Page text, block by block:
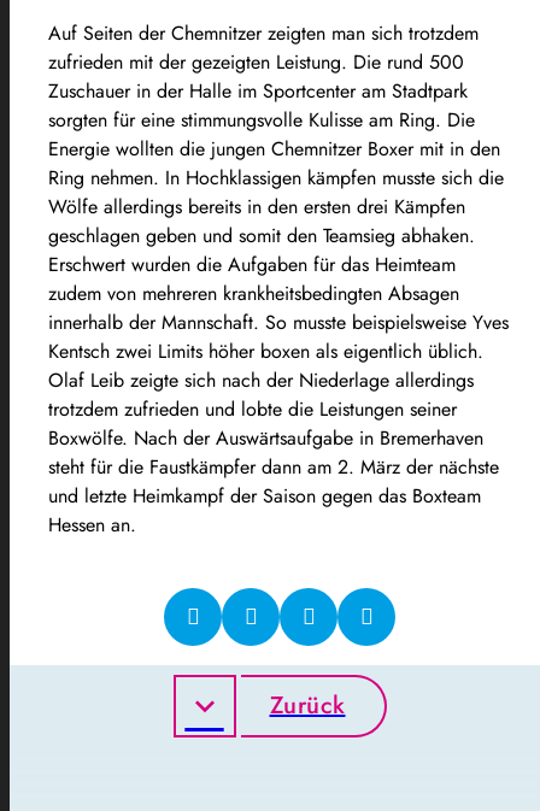
Auf Seiten der Chemnitzer zeigten man sich trotzdem
zufrieden mit der gezeigten Leistung. Die rund 500
Zuschauer in der Halle im Sportcenter am Stadtpark
sorgten für eine stimmungsvolle Kulisse am Ring. Die
Energie wollten die jungen Chemnitzer Boxer mit in den
Ring nehmen. In Hochklassigen kämpfen musste sich die
Wölfe allerdings bereits in den ersten drei Kämpfen
geschlagen geben und somit den Teamsieg abhaken.
Erschwert wurden die Aufgaben für das Heimteam
zudem von mehreren krankheitsbedingten Absagen
innerhalb der Mannschaft. So musste beispielsweise Yves
Kentsch zwei Limits höher boxen als eigentlich üblich.
Olaf Leib zeigte sich nach der Niederlage allerdings
trotzdem zufrieden und lobte die Leistungen seiner
Boxwölfe. Nach der Auswärtsaufgabe in Bremerhaven
steht für die Faustkämpfer dann am 2. März der nächste
und letzte Heimkampf der Saison gegen das Boxteam
Hessen an.
Zurück